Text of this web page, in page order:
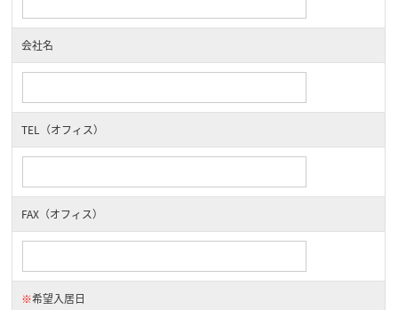
会社名
TEL（オフィス）
FAX（オフィス）
※希望入居日